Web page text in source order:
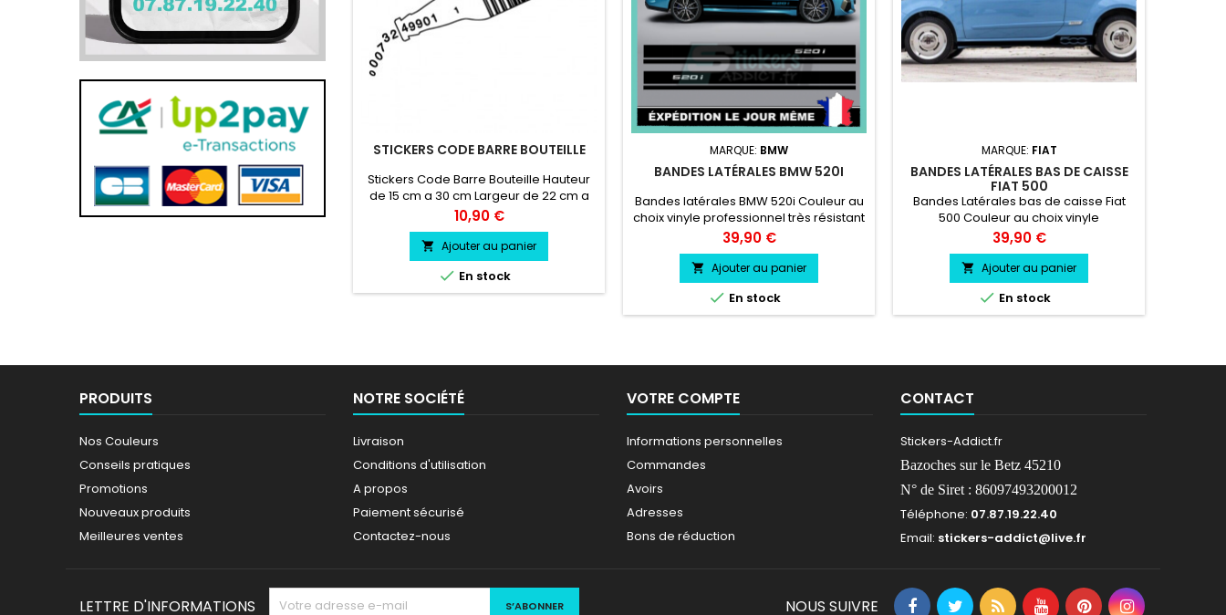
STICKERS CODE BARRE BOUTEILLE
Stickers Code Barre Bouteille Hauteur
de 15 cm a 30 cm Largeur de 22 cm a
44 cmvinyle professionnel très
résistant
Prix
10,90 €
 Ajouter au panier
 En stock
MARQUE: BMW
BANDES LATÉRALES BMW 520I
Bandes latérales BMW 520i Couleur au
choix vinyle professionnel très résistant
Prix
39,90 €
 Ajouter au panier
 En stock
MARQUE: FIAT
BANDES LATÉRALES BAS DE CAISSE
FIAT 500
Bandes Latérales bas de caisse Fiat
500 Couleur au choix vinyle
professionnel très résistant
Prix
39,90 €
 Ajouter au panier
 En stock
PRODUITS
Nos Couleurs
Conseils pratiques
Promotions
Nouveaux produits
Meilleures ventes
NOTRE SOCIÉTÉ
Livraison
Conditions d'utilisation
A propos
Paiement sécurisé
Contactez-nous
VOTRE COMPTE
Informations personnelles
Commandes
Avoirs
Adresses
Bons de réduction
CONTACT
Stickers-Addict.fr
Bazoches sur le Betz 45210
N° de Siret : 86097493200012
Téléphone: 07.87.19.22.40
Email: stickers-addict@live.fr
LETTRE D'INFORMATIONS NOUS SUIVRE